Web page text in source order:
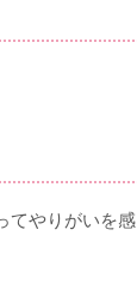
てやりがいを感